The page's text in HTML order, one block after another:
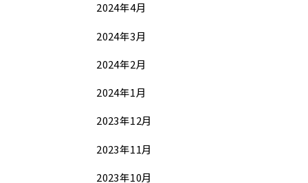
2024年4月
2024年3月
2024年2月
2024年1月
2023年12月
2023年11月
2023年10月